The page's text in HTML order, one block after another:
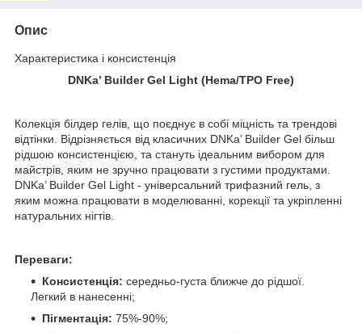
Опис
Характеристика і консистенція
DNKa’ BuilderGel Light (Hema/TPO Free)
Колекція білдер гелів, що поєднує в собі міцність та трендові
відтінки. Відрізняється від класичних DNKa’ Builder Gel більш
рідшою консистенцією, та стануть ідеальним вибором для
майстрів, яким не зручно працювати з густими продуктами.
DNKa’ Builder Gel Light - універсальний трифазний гель, з
яким можна працювати в моделюванні, корекції та укріпленні
натуральних нігтів.
Переваги:
Консистенція: середньо-густа ближче до рідшої.
Легкий в нанесенні;
Пігментація: 75%-90%;